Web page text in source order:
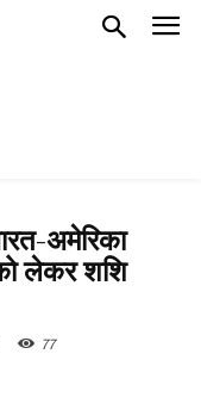
अमेरिका
लेकर शशि
77